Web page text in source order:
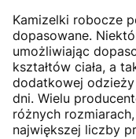
Kamizelki robocze
dopasowane.
umożliwiając
kształtów ciała, a
dodatkowej
dni. Wielu
różnych
największej liczby